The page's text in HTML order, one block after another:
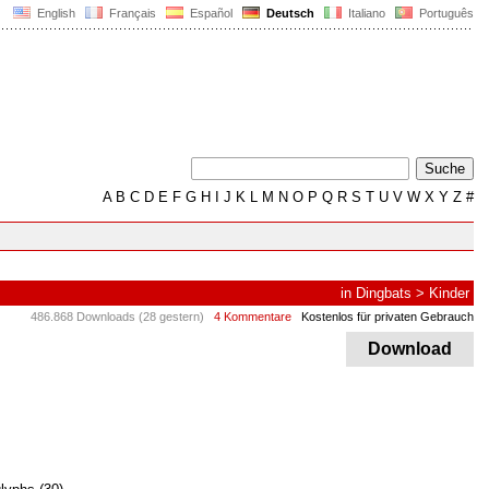
English Français Español Deutsch Italiano Português
AB C D E F G H J K L M N O P Q R S T U V W X Y Z #
in Dingbats > Kinder
486.868 Downloads (28 gestern) 4 Kommentare Kostenlos für privaten Gebrauch
Download